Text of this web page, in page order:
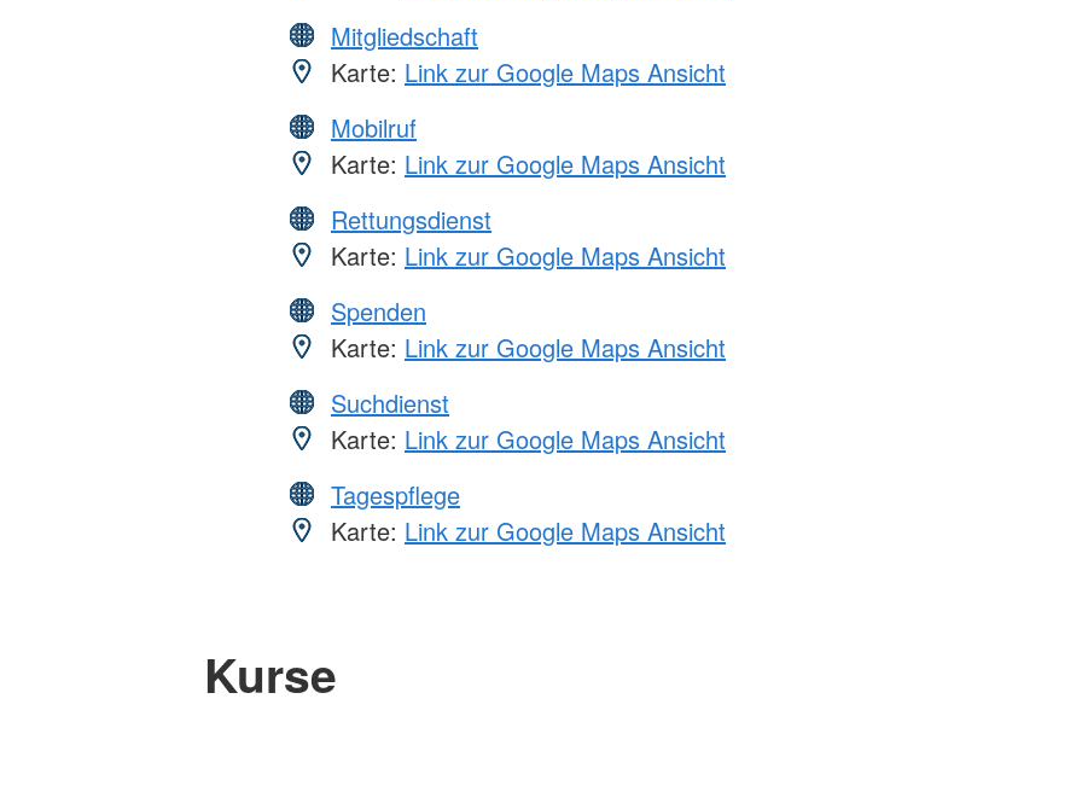
Mitgliedschaft
Karte: Link zur Google Maps Ansicht
Mobilruf
Karte: Link zur Google Maps Ansicht
Rettungsdienst
Karte: Link zur Google Maps Ansicht
Spenden
Karte: Link zur Google Maps Ansicht
Suchdienst
Karte: Link zur Google Maps Ansicht
Tagespflege
Karte: Link zur Google Maps Ansicht
Kurse